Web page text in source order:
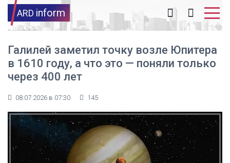
ARD inform
Галилей заметил точку возле Юпитера
в 1610 году, а что это — поняли только
через 400 лет
08.07.2026 в 07:30 145